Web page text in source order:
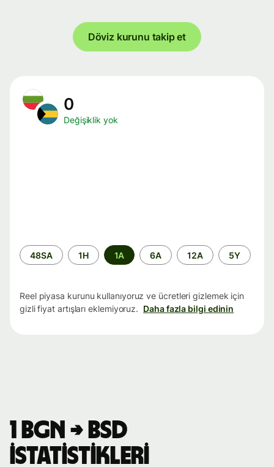
Döviz kurunu takip et
0
Değişiklik yok
Zaman
aralığı
48SA 1H 1A 6A 12A 5Y
Reel piyasa kurunu kullanıyoruz ve ücretleri gizlemek için
gizli fiyat artışları eklemiyoruz. Daha fazla bilgi edinin
1 BGN → BSD
istatistikleri